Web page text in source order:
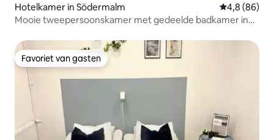
Hotelkamer in Södermalm Gemiddelde
4,8 (86)
Mooie tweepersoonskamer met gedeelde badkamer in
Favoriet van gasten
Favoriet van gasten